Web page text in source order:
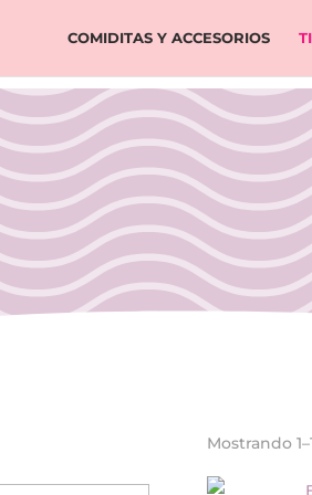
COMIDITAS Y ACCESORIOS
Mostrando